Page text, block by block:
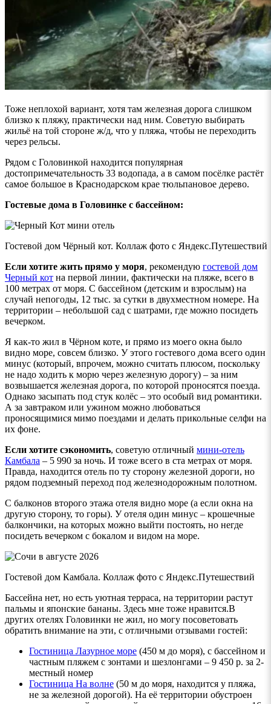
Тоже неплохой вариант, хотя там железная дорога слишком
близко к пляжу, практически над ним. Советую выбирать
жильё на той стороне ж/д, что у пляжа, чтобы не переходить
через рельсы.
Рядом с Головинкой находится популярная
достопримечательность 33 водопада, а в самом посёлке растёт
самое большое в Краснодарском крае тюльпановое дерево.
Гостевые дома в Головинке с бассейном:
Гостевой дом Чёрный кот. Коллаж фото с Яндекс.Путешествий
Если хотите жить прямо у моря, рекомендую гостевой дом
Черный кот на первой линии, фактически на пляже, всего в
100 метрах от моря. С бассейном (детским и взрослым) на
случай непогоды, 12 тыс. за сутки в двухместном номере. На
территории – небольшой сад с шатрами, где можно посидеть
вечерком.
Я как-то жил в Чёрном коте, и прямо из моего окна было
видно море, совсем близко. У этого гостевого дома всего один
минус (который, впрочем, можно считать плюсом, поскольку
не надо ходить к морю через железную дорогу) – за ним
возвышается железная дорога, по которой проносятся поезда.
Однако засыпать под стук колёс – это особый вид романтики.
А за завтраком или ужином можно любоваться
проносящимися мимо поездами и делать прикольные селфи на
их фоне.
Если хотите сэкономить, советую отличный мини-отель
Камбала – 5 990 за ночь. И тоже всего в ста метрах от моря.
Правда, находится отель по ту сторону железной дороги, но
рядом подземный переход под железнодорожным полотном.
С балконов второго этажа отеля видно море (а если окна на
другую сторону, то горы). У отеля один минус – крошечные
балкончики, на которых можно выйти постоять, но негде
посидеть вечерком с бокалом и видом на море.
Гостевой дом Камбала. Коллаж фото с Яндекс.Путешествий
Бассейна нет, но есть уютная терраса, на территории растут
пальмы и японские бананы. Здесь мне тоже нравится.В
других отелях Головинки не жил, но могу посоветовать
обратить внимание на эти, с отличными отзывами гостей:
Гостиница Лазурное море (450 м до моря), с бассейном и
частным пляжем с зонтами и шезлонгами – 9 450 р. за 2-
местный номер
Гостиница На волне (50 м до моря, находится у пляжа,
не за железной дорогой). На её территории обустроен